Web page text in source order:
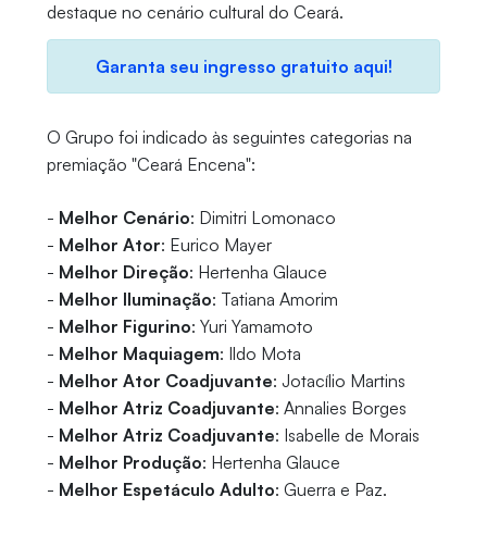
destaque no cenário cultural do Ceará.
Garanta seu ingresso gratuito aqui!
O Grupo foi indicado às seguintes categorias na
premiação "Ceará Encena":
- Melhor Cenário: Dimitri Lomonaco
- Melhor Ator: Eurico Mayer
- Melhor Direção: Hertenha Glauce
- Melhor Iluminação: Tatiana Amorim
- Melhor Figurino: Yuri Yamamoto
- Melhor Maquiagem: Ildo Mota
- Melhor Ator Coadjuvante: Jotacílio Martins
- Melhor Atriz Coadjuvante: Annalies Borges
- Melhor Atriz Coadjuvante: Isabelle de Morais
- Melhor Produção: Hertenha Glauce
- Melhor Espetáculo Adulto: Guerra e Paz.